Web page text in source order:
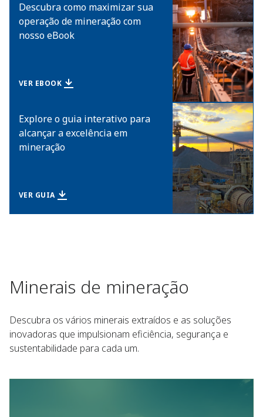
Descubra como maximizar sua
operação de mineração com
nosso eBook
VER EBOOK
Explore o guia interativo para
alcançar a excelência em
mineração
VER GUIA
Minerais de mineração
Descubra os vários minerais extraídos e as soluções
inovadoras que impulsionam eficiência, segurança e
sustentabilidade para cada um.